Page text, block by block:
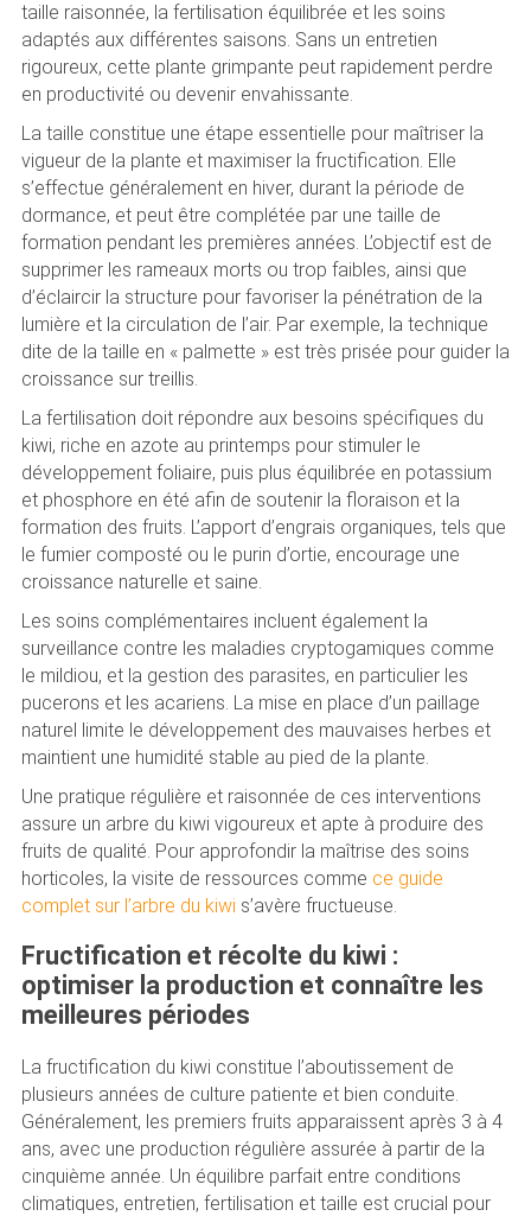
taille raisonnée, la fertilisation équilibrée et les soins
adaptés aux différentes saisons. Sans un entretien
rigoureux, cette plante grimpante peut rapidement perdre
en productivité ou devenir envahissante.
La taille constitue une étape essentielle pour maîtriser la
vigueur de la plante et maximiser la fructification. Elle
s’effectue généralement en hiver, durant la période de
dormance, et peut être complétée par une taille de
formation pendant les premières années. L’objectif est de
supprimer les rameaux morts ou trop faibles, ainsi que
d’éclaircir la structure pour favoriser la pénétration de la
lumière et la circulation de l’air. Par exemple, la technique
dite de la taille en « palmette » est très prisée pour guider la
croissance sur treillis.
La fertilisation doit répondre aux besoins spécifiques du
kiwi, riche en azote au printemps pour stimuler le
développement foliaire, puis plus équilibrée en potassium
et phosphore en été afin de soutenir la floraison et la
formation des fruits. L’apport d’engrais organiques, tels que
le fumier composté ou le purin d’ortie, encourage une
croissance naturelle et saine.
Les soins complémentaires incluent également la
surveillance contre les maladies cryptogamiques comme
le mildiou, et la gestion des parasites, en particulier les
pucerons et les acariens. La mise en place d’un paillage
naturel limite le développement des mauvaises herbes et
maintient une humidité stable au pied de la plante.
Une pratique régulière et raisonnée de ces interventions
assure un arbre du kiwi vigoureux et apte à produire des
fruits de qualité. Pour approfondir la maîtrise des soins
horticoles, la visite de ressources comme ce guide
complet sur l’arbre du kiwi s’avère fructueuse.
Fructification et récolte du kiwi :
optimiser la production et connaître les
meilleures périodes
La fructification du kiwi constitue l’aboutissement de
plusieurs années de culture patiente et bien conduite.
Généralement, les premiers fruits apparaissent après 3 à 4
ans, avec une production régulière assurée à partir de la
cinquième année. Un équilibre parfait entre conditions
climatiques, entretien, fertilisation et taille est crucial pour